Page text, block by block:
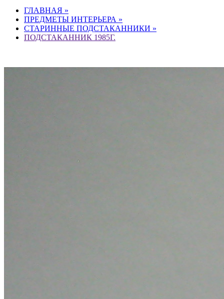
ГЛАВНАЯ »
ПРЕДМЕТЫ ИНТЕРЬЕРА »
СТАРИННЫЕ ПОДСТАКАННИКИ »
ПОДСТАКАННИК 1985Г.